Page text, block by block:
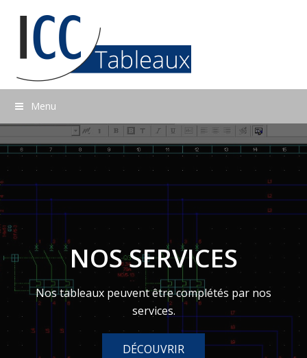
Menu
NOS SERVICES
Nos tableaux peuvent être complétés par nos
services.
DÉCOUVRIR